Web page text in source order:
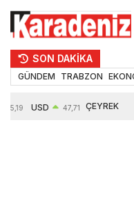
SON DAKİKA
GÜNDEM TRABZON
55,19 USD 47,71 ÇEYREK